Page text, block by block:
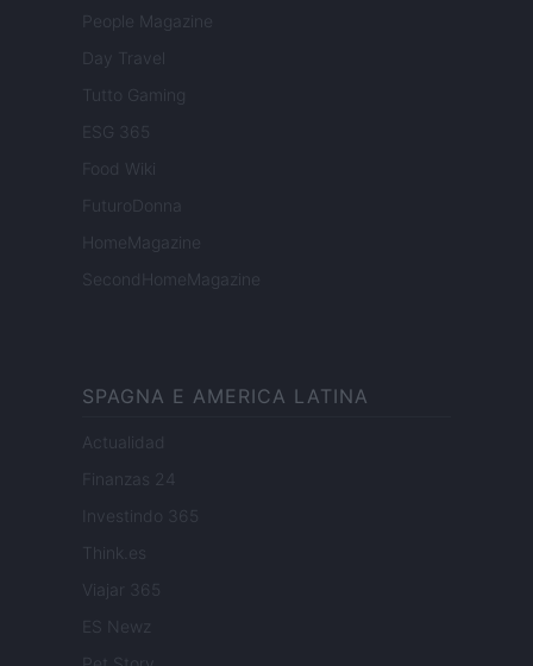
People Magazine
Day Travel
Tutto Gaming
ESG 365
Food Wiki
FuturoDonna
HomeMagazine
SecondHomeMagazine
SPAGNA E AMERICA LATINA
Actualidad
Finanzas 24
Investindo 365
Think.es
Viajar 365
ES Newz